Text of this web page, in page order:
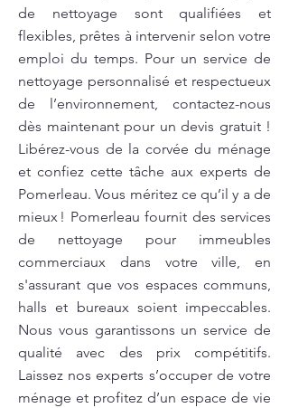
de nettoyage sont qualifiées et
flexibles, prêtes à intervenir selon votre
emploi du temps. Pour un service de
nettoyage personnalisé et respectueux
de l’environnement, contactez-nous
dès maintenant pour un devis gratuit !
Libérez-vous de la corvée du ménage
et confiez cette tâche aux experts de
Pomerleau. Vous méritez ce qu’il y a de
mieux ! Pomerleau fournit des services
de nettoyage pour immeubles
commerciaux dans votre ville, en
s'assurant que vos espaces communs,
halls et bureaux soient impeccables.
Nous vous garantissons un service de
qualité avec des prix compétitifs.
Laissez nos experts s’occuper de votre
ménage et profitez d’un espace de vie